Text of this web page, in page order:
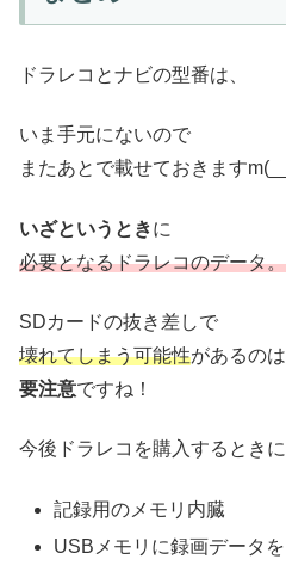
ドラレコとナビの型番は、
いま手元にないので
またあとで載せておきます
いざというときに
必要となるドラレコのデータ。
SDカードの抜き差しで
壊れてしまう可能性があるのは
要注意ですね！
今後ドラレコを購入するときに
記録用のメモリ内臓
USBメモリに録画データ